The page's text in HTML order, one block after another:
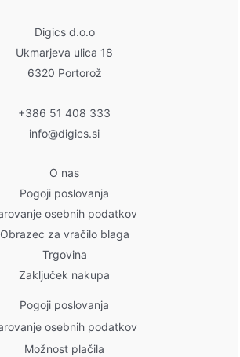
Digics d.o.o
Ukmarjeva ulica 18
6320 Portorož
+386 51 408 333
info@digics.si
O nas
Pogoji poslovanja
osebnih podatkov
Obrazec za vračilo blaga
Trgovina
Zaključek nakupa
Pogoji poslovanja
osebnih podatkov
Možnost plačila